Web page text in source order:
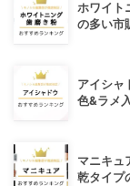
ホワイト
の多い市
アイシャ
色&ラメ
マニキュ
乾タイプ